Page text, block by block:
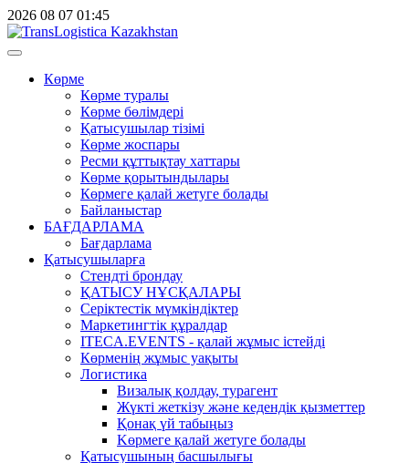
2026 08 07 01:45
Көрме
Көрме туралы
Көрме бөлімдері
Қатысушылар тізімі
Көрме жоспары
Ресми құттықтау хаттары
Көрме қорытындылары
Көрмеге қалай жетуге болады
Байланыстар
БАҒДАРЛАМА
Бағдарлама
Қатысушыларға
Стендті брондау
ҚАТЫСУ НҰСҚАЛАРЫ
Серіктестік мүмкіндіктер
Маркетингтік құралдар
ITECA.EVENTS - қалай жұмыс істейді
Көрменің жұмыс уақыты
Логистика
Визалық қолдау, турагент
Жүкті жеткізу және кедендік қызметтер
Қонақ үй табыңыз
Kөрмеге қалай жетуге болады
Қатысушының басшылығы